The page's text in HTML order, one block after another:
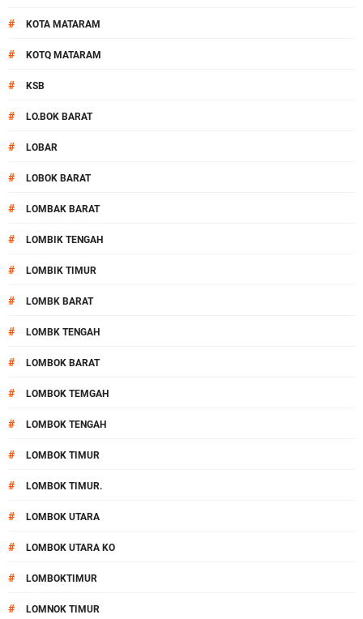
# KOTA MATARAM
# KOTQ MATARAM
# KSB
# LO.BOK BARAT
# LOBAR
# LOBOK BARAT
# LOMBAK BARAT
# LOMBIK TENGAH
# LOMBIK TIMUR
# LOMBK BARAT
# LOMBK TENGAH
# LOMBOK BARAT
# LOMBOK TEMGAH
# LOMBOK TENGAH
# LOMBOK TIMUR
# LOMBOK TIMUR.
# LOMBOK UTARA
# LOMBOK UTARA KO
# LOMBOKTIMUR
# LOMNOK TIMUR